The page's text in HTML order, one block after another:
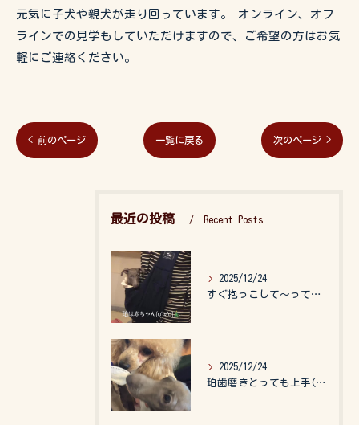
元気に子犬や親犬が走り回っています。 オンライン、オフ
ラインでの見学もしていただけますので、ご希望の方はお気
軽にご連絡ください。
< 前のページ 一覧に戻る 次のページ >
最近の投稿 Recent Posts
2025/12/24
すぐ抱っこして〜って言うので、抱っこ紐に入れてゆらゆら☺️
2025/12/24
珀歯磨きとっても上手(о´∀`о)